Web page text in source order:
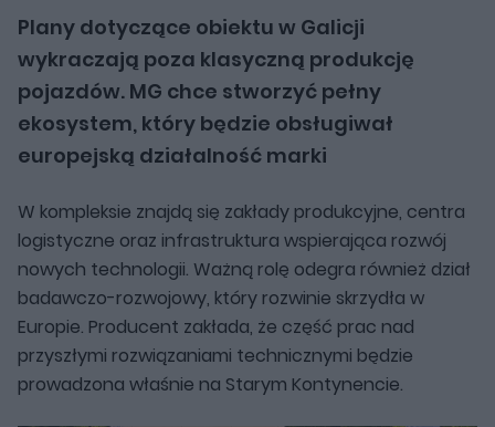
Plany dotyczące obiektu w Galicji
wykraczają poza klasyczną produkcję
pojazdów. MG chce stworzyć pełny
ekosystem, który będzie obsługiwał
europejską działalność marki
W kompleksie znajdą się zakłady produkcyjne, centra
logistyczne oraz infrastruktura wspierająca rozwój
nowych technologii. Ważną rolę odegra również dział
badawczo-rozwojowy, który rozwinie skrzydła w
Europie. Producent zakłada, że część prac nad
przyszłymi rozwiązaniami technicznymi będzie
prowadzona właśnie na Starym Kontynencie.